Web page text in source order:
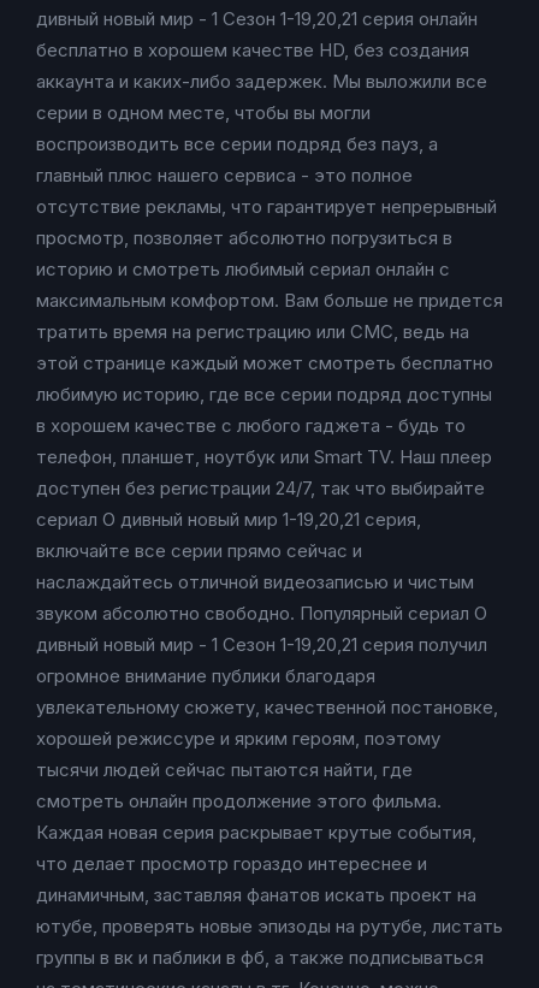
дивный новый мир - 1 Сезон 1-19,20,21 серия онлайн
бесплатно в хорошем качестве HD, без создания
аккаунта и каких-либо задержек. Мы выложили все
серии в одном месте, чтобы вы могли
воспроизводить все серии подряд без пауз, а
главный плюс нашего сервиса - это полное
отсутствие рекламы, что гарантирует непрерывный
просмотр, позволяет абсолютно погрузиться в
историю и смотреть любимый сериал онлайн с
максимальным комфортом. Вам больше не придется
тратить время на регистрацию или СМС, ведь на
этой странице каждый может смотреть бесплатно
любимую историю, где все серии подряд доступны
в хорошем качестве с любого гаджета - будь то
телефон, планшет, ноутбук или Smart TV. Наш плеер
доступен без регистрации 24/7, так что выбирайте
сериал О дивный новый мир 1-19,20,21 серия,
включайте все серии прямо сейчас и
наслаждайтесь отличной видеозаписью и чистым
звуком абсолютно свободно. Популярный сериал О
дивный новый мир - 1 Сезон 1-19,20,21 серия получил
огромное внимание публики благодаря
увлекательному сюжету, качественной постановке,
хорошей режиссуре и ярким героям, поэтому
тысячи людей сейчас пытаются найти, где
смотреть онлайн продолжение этого фильма.
Каждая новая серия раскрывает крутые события,
что делает просмотр гораздо интереснее и
динамичным, заставляя фанатов искать проект на
ютубе, проверять новые эпизоды на рутубе, листать
группы в вк и паблики в фб, а также подписываться